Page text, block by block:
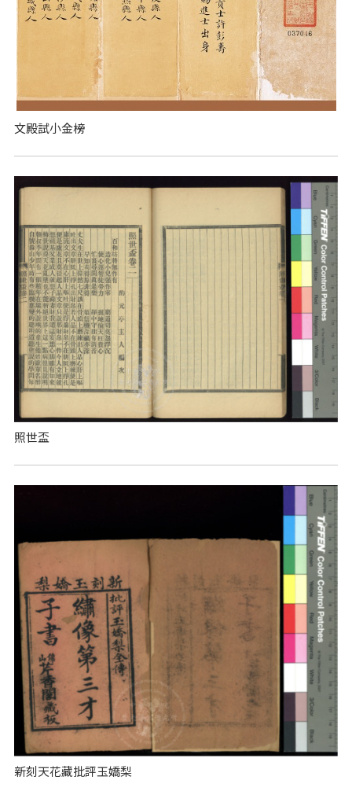
文殿試小金榜
照世盃
新刻天花藏批評玉嬌梨